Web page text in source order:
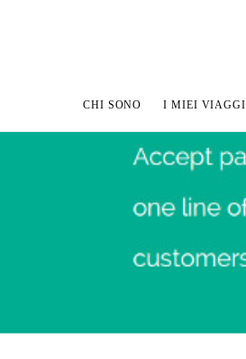
CHI SONO I MIEI VIAGGI